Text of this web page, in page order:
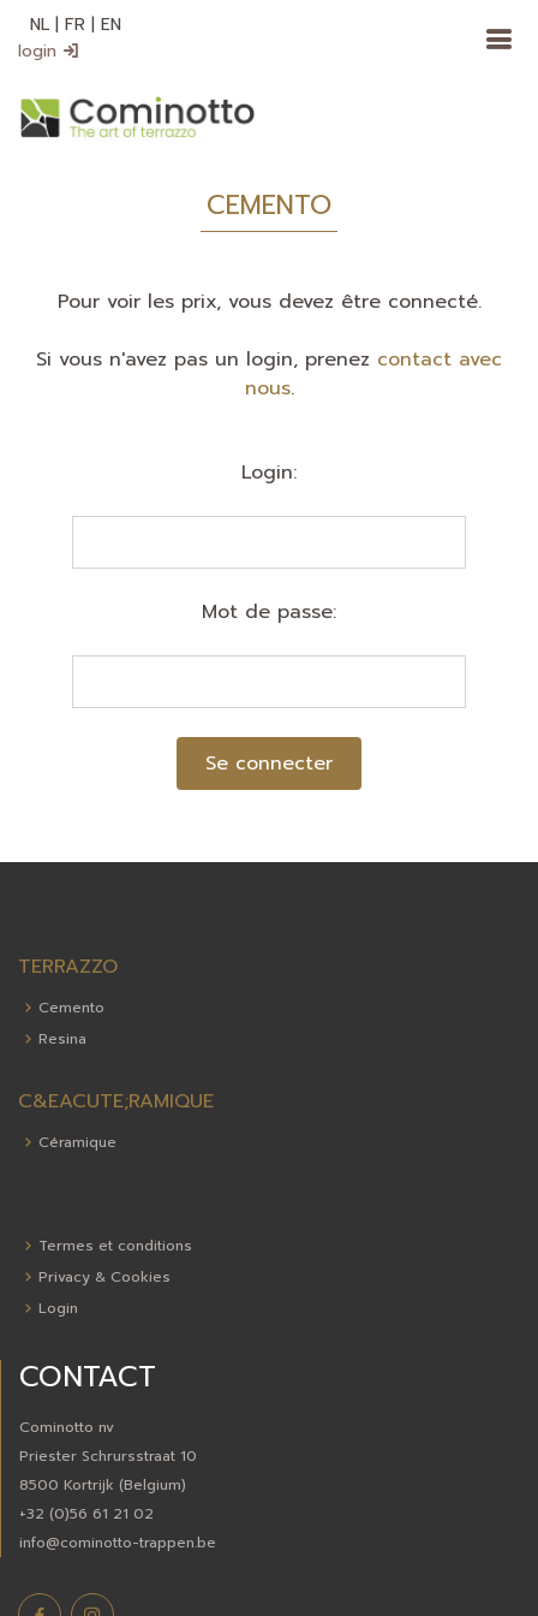
NL | FR | EN
login
CEMENTO
Pour voir les prix, vous devez être connecté.
Si vous n'avez pas un login, prenez contact avec
nous.
Login:
Mot de passe:
Se connecter
TERRAZZO
Cemento
Resina
C&EACUTE;RAMIQUE
Céramique
Termes et conditions
Privacy & Cookies
Login
CONTACT
Cominotto nv
Priester Schrursstraat 10
8500 Kortrijk (Belgium)
+32 (0)56 61 21 02
info@cominotto-trappen.be